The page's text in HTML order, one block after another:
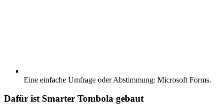
Eine einfache Umfrage oder Abstimmung: Microsoft Forms.
Dafür ist Smarter Tombola gebaut